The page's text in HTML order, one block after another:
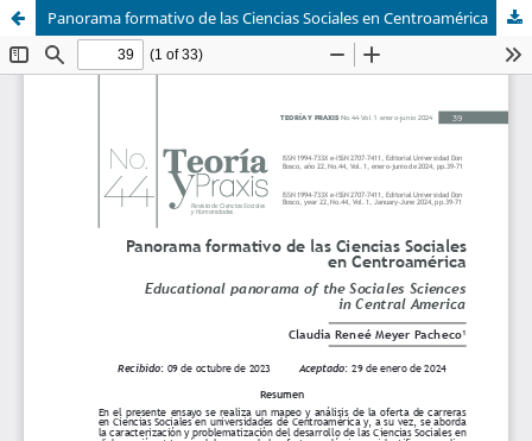
Panorama formativo de las Ciencias Sociales en Centroamérica